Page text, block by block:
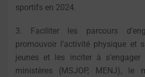
sportifs en 2024.
3. Faciliter les parcours
promouvoir l’activité physique et
jeunes et les inciter à
ministères (MSJOP, MENJ), le